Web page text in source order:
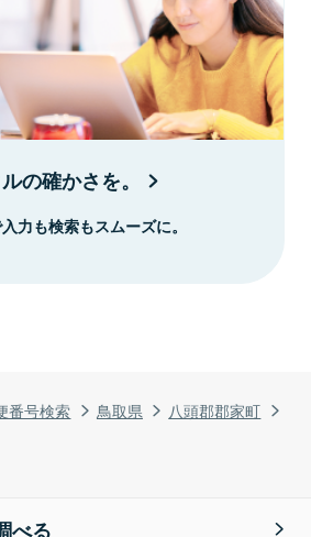
番号検索 鳥取県
八頭郡郡家町
の確かさを。
力も検索もスムーズに。
べる